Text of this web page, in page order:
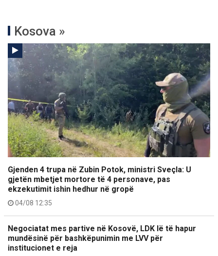
Kosova »
Gjenden 4 trupa në Zubin Potok, ministri Sveçla: U
gjetën mbetjet mortore të 4 personave, pas
ekzekutimit ishin hedhur në gropë
04/08 12:35
Negociatat mes partive në Kosovë, LDK lë të hapur
mundësinë për bashkëpunimin me LVV për
institucionet e reja